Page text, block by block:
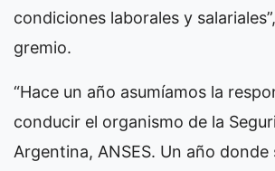
condiciones laborales y
gremio.
“Hace un año asumíamos la
conducir el organismo de la
Argentina, ANSES. Un año